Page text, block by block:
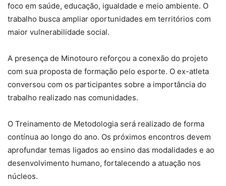
foco em saúde, educação, igualdade e meio ambiente. O
trabalho busca ampliar oportunidades em territórios com
maior vulnerabilidade social.
A presença de Minotouro reforçou a conexão do projeto
com sua proposta de formação pelo esporte. O ex-atleta
conversou com os participantes sobre a importância do
trabalho realizado nas comunidades.
O Treinamento de Metodologia será realizado de forma
contínua ao longo do ano. Os próximos encontros devem
aprofundar temas ligados ao ensino das modalidades e ao
desenvolvimento humano, fortalecendo a atuação nos
núcleos.